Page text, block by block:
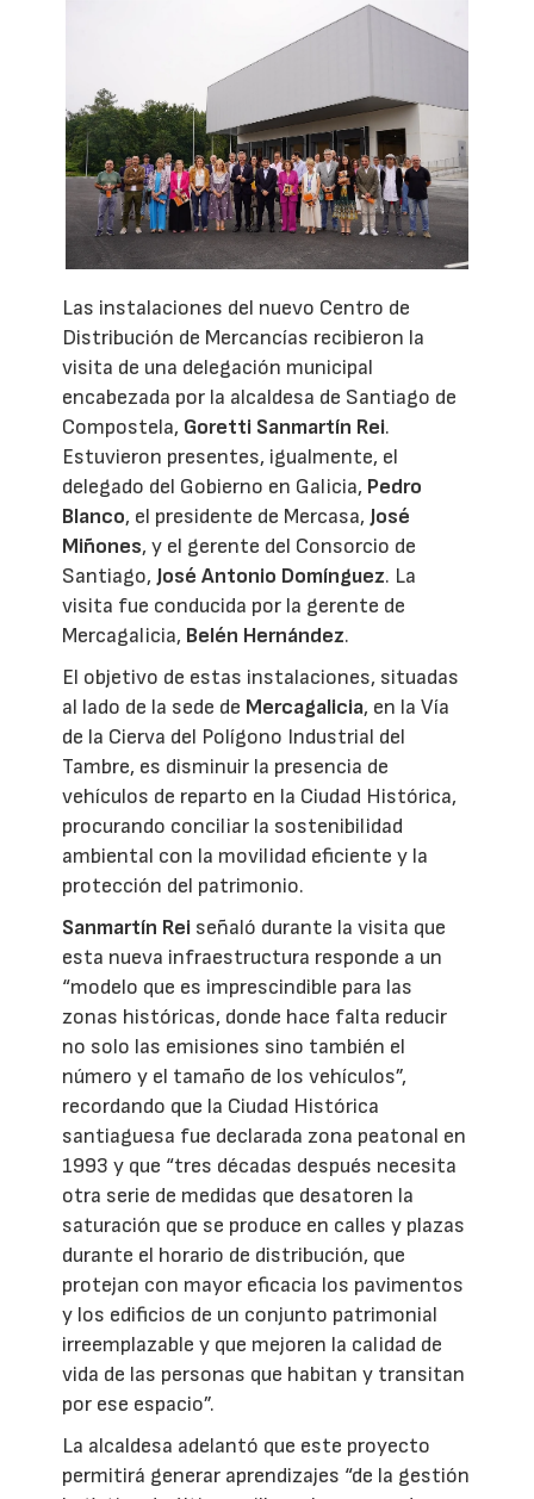
Las instalaciones del nuevo Centro de
Distribución de Mercancías recibieron la
visita de una delegación municipal
encabezada por la alcaldesa de Santiago de
Compostela, Goretti Sanmartín Rei.
Estuvieron presentes, igualmente, el
delegado del Gobierno en Galicia, Pedro
Blanco, el presidente de Mercasa, José
Miñones, y el gerente del Consorcio de
Santiago, José Antonio Domínguez. La
visita fue conducida por la gerente de
Mercagalicia, Belén Hernández.
El objetivo de estas instalaciones, situadas
al lado de la sede de Mercagalicia, en la Vía
de la Cierva del Polígono Industrial del
Tambre, es disminuir la presencia de
vehículos de reparto en la Ciudad Histórica,
procurando conciliar la sostenibilidad
ambiental con la movilidad eficiente y la
protección del patrimonio.
Sanmartín Rei señaló durante la visita que
esta nueva infraestructura responde a un
“modelo que es imprescindible para las
zonas históricas, donde hace falta reducir
no solo las emisiones sino también el
número y el tamaño de los vehículos”,
recordando que la Ciudad Histórica
santiaguesa fue declarada zona peatonal en
1993 y que “tres décadas después necesita
otra serie de medidas que desatoren la
saturación que se produce en calles y plazas
durante el horario de distribución, que
protejan con mayor eficacia los pavimentos
y los edificios de un conjunto patrimonial
irreemplazable y que mejoren la calidad de
vida de las personas que habitan y transitan
por ese espacio”.
La alcaldesa adelantó que este proyecto
permitirá generar aprendizajes “de la gestión